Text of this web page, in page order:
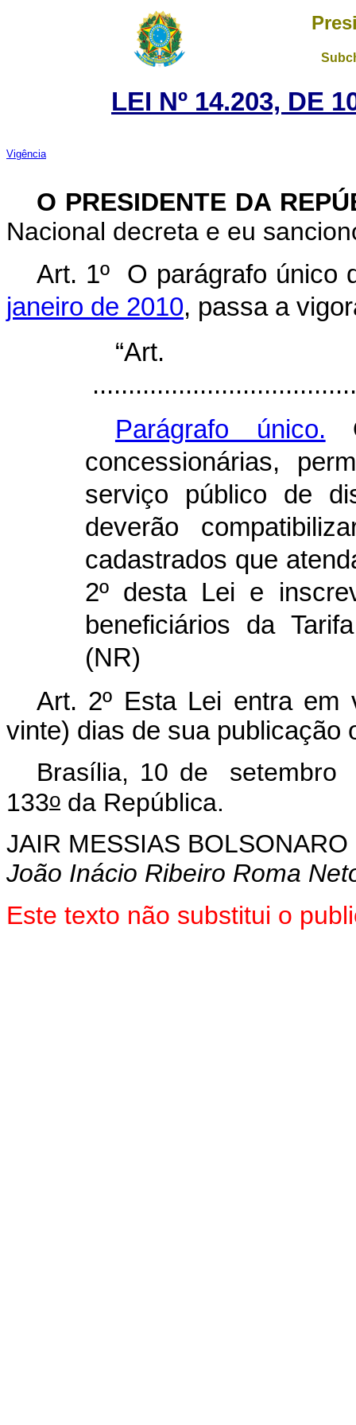
LEI Nº 14.203, DE
Vigência
O PRESIDENTE DA
Nacional decreta e eu
Art. 1º O parágrafo único
janeiro de 2010, passa a
Parágrafo único.
concessionárias,
serviço público de
deverão
cadastrados que
2º desta Lei e
beneficiários da
(NR)
Art. 2º Esta Lei entra em
vinte) dias de sua publicação
Brasília, 10 de setembro
133o da República.
JAIR MESSIAS BOLSONARO
João Inácio Ribeiro Roma
Este texto não substitui o